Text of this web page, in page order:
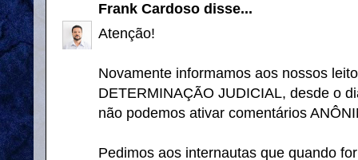
Frank Cardoso disse...
Atenção!
Novamente informamos aos nossos
DETERMINAÇÃO JUDICIAL, desde o
não podemos ativar comentários
Pedimos aos internautas que quando